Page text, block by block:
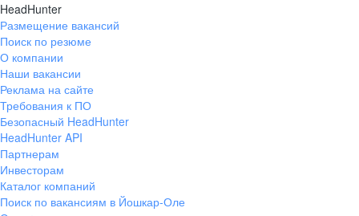
HeadHunter
Размещение вакансий
Поиск по резюме
О компании
Наши вакансии
Реклама на сайте
Требования к ПО
Безопасный HeadHunter
HeadHunter API
Партнерам
Инвесторам
Каталог компаний
Поиск по вакансиям в Йошкар-Оле